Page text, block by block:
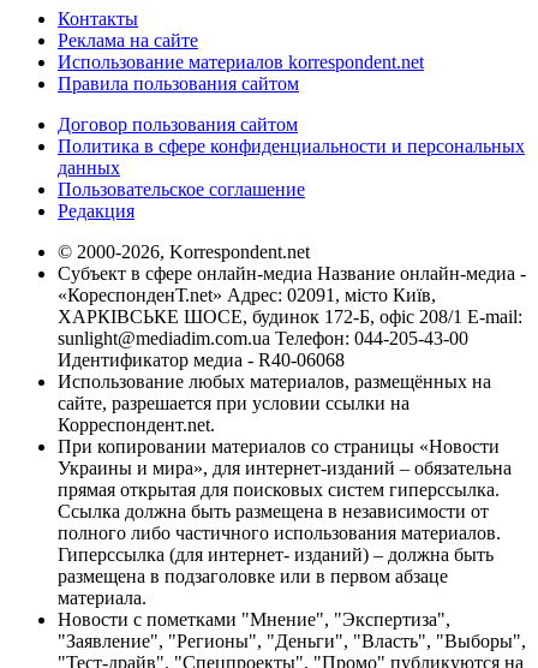
Контакты
Реклама на сайте
Использование материалов korrespondent.net
Правила пользования сайтом
Договор пользования сайтом
Политика в сфере конфиденциальности и персональных
данных
Пользовательское соглашение
Редакция
© 2000-2026, Korrespondent.net
Субъект в сфере онлайн-медиа Название онлайн-медиа -
«КореспонденТ.net» Адрес: 02091, місто Київ,
ХАРКІВСЬКЕ ШОСЕ, будинок 172-Б, офіс 208/1 E-mail:
sunlight@mediadim.com.ua Телефон: 044-205-43-00
Идентификатор медиа - R40-06068
Использование любых материалов, размещённых на
сайте, разрешается при условии ссылки на
Корреспондент.net.
При копировании материалов со страницы «Новости
Украины и мира», для интернет-изданий – обязательна
прямая открытая для поисковых систем гиперссылка.
Ссылка должна быть размещена в независимости от
полного либо частичного использования материалов.
Гиперссылка (для интернет- изданий) – должна быть
размещена в подзаголовке или в первом абзаце
материала.
Новости с пометками "Мнение", "Экспертиза",
"Заявление", "Регионы", "Деньги", "Власть", "Выборы",
"Тест-драйв", "Спецпроекты", "Промо" публикуются на